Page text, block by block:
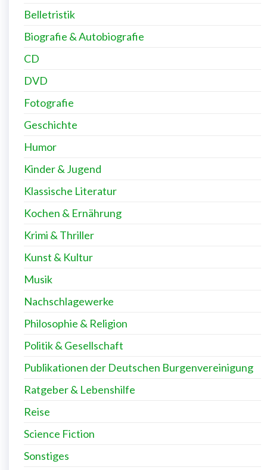
Belletristik
Biografie & Autobiografie
CD
DVD
Fotografie
Geschichte
Humor
Kinder & Jugend
Klassische Literatur
Kochen & Ernährung
Krimi & Thriller
Kunst & Kultur
Musik
Nachschlagewerke
Philosophie & Religion
Politik & Gesellschaft
Publikationen der Deutschen Burgenvereinigung
Ratgeber & Lebenshilfe
Reise
Science Fiction
Sonstiges